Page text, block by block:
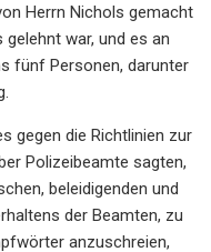
Herrn Nichols gemacht
war, und es an
fünf Personen, darunter
gegen die Richtlinien zur
Polizeibeamte sagten,
beleidigenden und
der Beamten, zu
anzuschreien,